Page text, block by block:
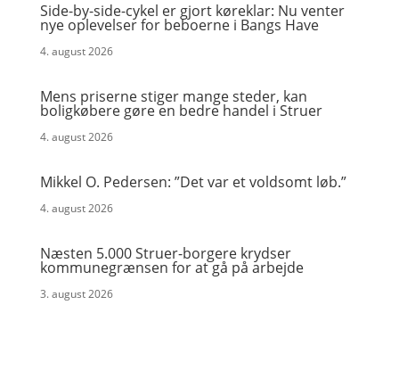
Side-by-side-cykel er gjort køreklar: Nu venter
nye oplevelser for beboerne i Bangs Have
4. august 2026
Mens priserne stiger mange steder, kan
boligkøbere gøre en bedre handel i Struer
4. august 2026
Mikkel O. Pedersen: ”Det var et voldsomt løb.”
4. august 2026
Næsten 5.000 Struer-borgere krydser
kommunegrænsen for at gå på arbejde
3. august 2026